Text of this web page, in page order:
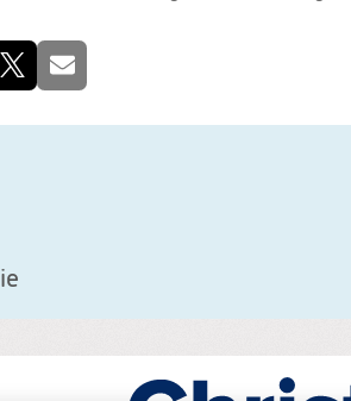
X E-mail
vooruitkijken